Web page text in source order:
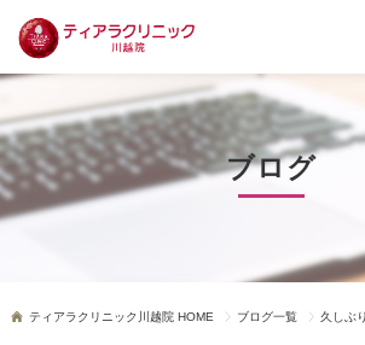
ブログ
ティアラクリニック川越院 HOME ブログ一覧 久しぶ